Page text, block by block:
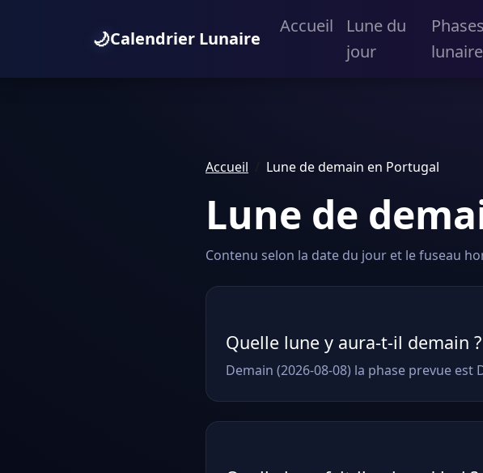
🌙Calendrier Lunaire
Accueil
Lune du
jour
Phases
Accueil Lune de demain en Portugal
Lune de
Contenu selon la date du jour et le fuseau
Quelle lune y aura-t-il demain ?
Demain (2026-08-08) la phase prevue